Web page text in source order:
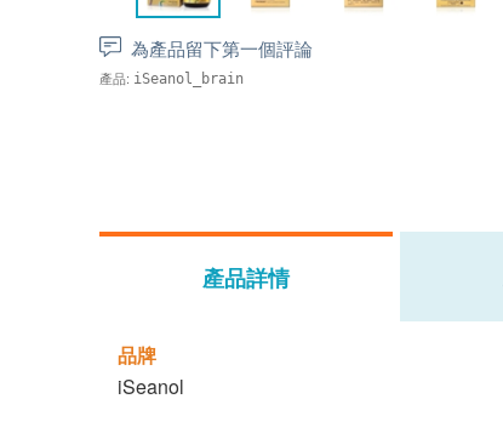
為產品留下第一個評論
產品: iSeanol_brain
產品詳情
品牌
iSeanol